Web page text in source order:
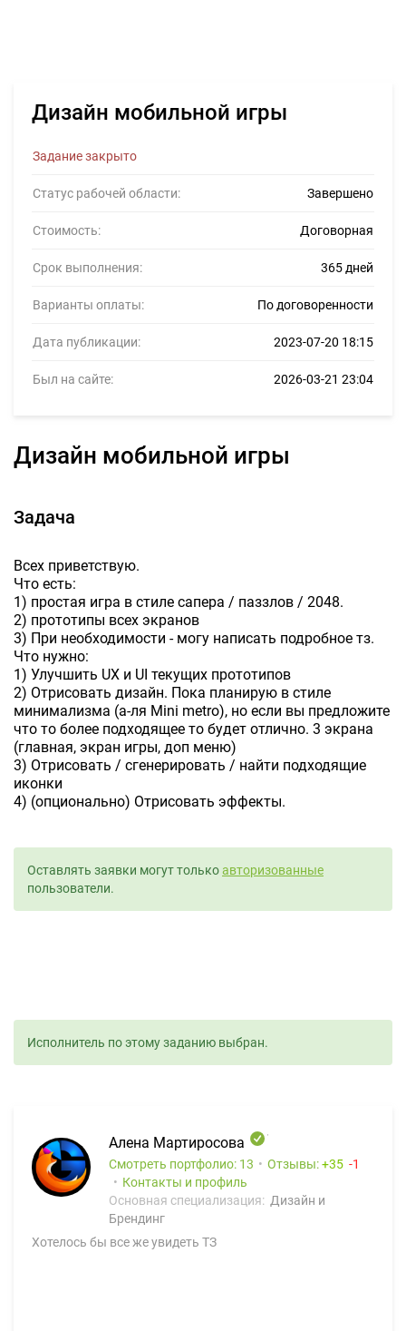
Дизайн мобильной игры
Задание закрыто
Статус рабочей области: Завершено
Стоимость: Договорная
Срок выполнения: 365 дней
Варианты оплаты: По договоренности
Дата публикации: 2023-07-20 18:15
Был на сайте: 2026-03-21 23:04
Дизайн мобильной игры
Задача
Всех приветствую.
Что есть:
1) простая игра в стиле сапера / паззлов / 2048.
2) прототипы всех экранов
3) При необходимости - могу написать подробное тз.
Что нужно:
1) Улучшить UX и UI текущих прототипов
2) Отрисовать дизайн. Пока планирую в стиле
минимализма (а-ля Mini metro), но если вы предложите
что то более подходящее то будет отлично. 3 экрана
(главная, экран игры, доп меню)
3) Отрисовать / сгенерировать / найти подходящие
иконки
4) (опционально) Отрисовать эффекты.
Оставлять заявки могут толькоавторизованные
пользователи.
Исполнитель по этому заданию выбран.
Алена Мартиросова
Смотреть портфолио: 13 Отзывы: 35
1
Контакты и профиль
Основная специализация: Дизайн и
Брендинг
Хотелось бы все же увидеть ТЗ